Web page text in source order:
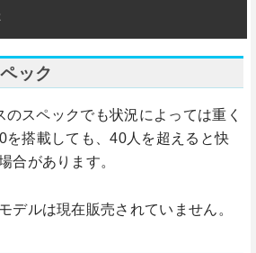
ック
スペックでも状況によっては重く
を搭載しても、40人を超えると快
合があります。
デルは現在販売されていません。